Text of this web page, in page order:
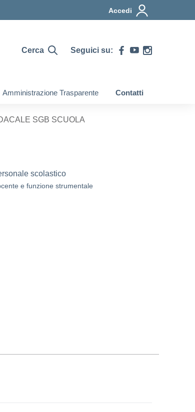
Accedi
Cerca Seguici su:
Amministrazione Trasparente Contatti
SGB SCUOLA
scolastico
e funzione strumentale